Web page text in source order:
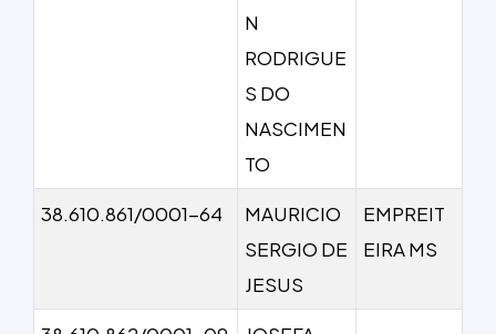
N
RODRIGUE
S DO
NASCIMEN
TO
38.610.861/0001-64
MAURICIO
SERGIO DE
JESUS
EMPREIT
EIRA MS